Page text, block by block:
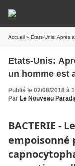
Accueil » Etats-Unis: Après
Etats-Unis:
un homme est
Publié le 02/08/2018 à
Par Le Nouveau
BACTERIE -
empoisonné